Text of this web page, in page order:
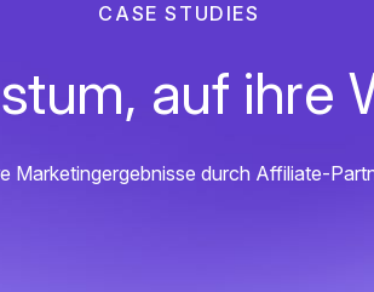
CASE STUDIES
auf ihre
Marketingergebnisse durch Affiliate-